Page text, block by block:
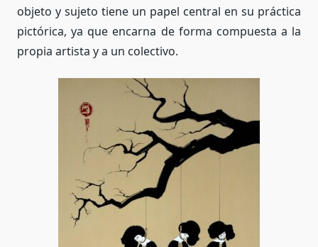
objeto y sujeto tiene un papel central en su práctica
pictórica, ya que encarna de forma compuesta a la
propia artista y a un colectivo.